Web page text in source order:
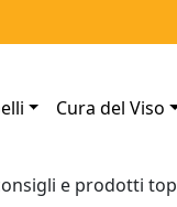
Cura del Viso
e prodotti top